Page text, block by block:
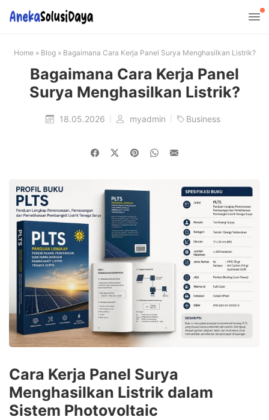
Home» Blog» Bagaimana Cara Kerja Panel Surya Menghasilkan Listrik?
Bagaimana Cara Kerja Panel
Surya Menghasilkan Listrik?
18.05.2026 myadmin Business
Cara Kerja Panel Surya
Menghasilkan Listrik dalam
Sistem Photovoltaic